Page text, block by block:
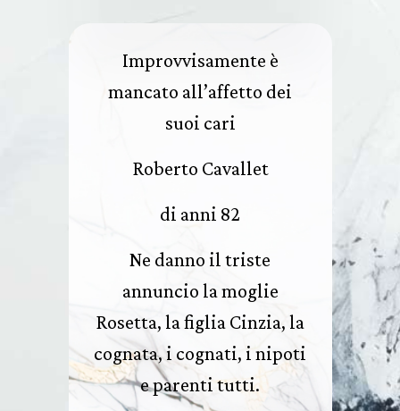
Improvvisamente è
mancato all’affetto dei
suoi cari
Roberto Cavallet
di anni 82
Ne danno il triste
annuncio la moglie
Rosetta, la figlia Cinzia, la
cognata, i cognati, i nipoti
e parenti tutti.